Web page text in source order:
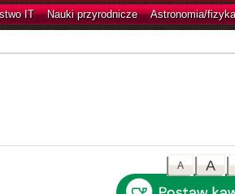
IT Nauki przyrodnicze Astronomia/fizyka
A
A